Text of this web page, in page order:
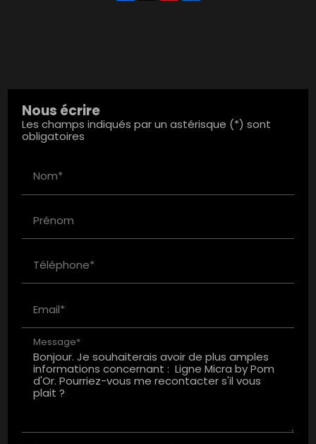
Nous écrire
Les champs indiqués par un astérisque (*) sont
obligatoires
Nom*
Prénom
Téléphone*
Email*
Message*